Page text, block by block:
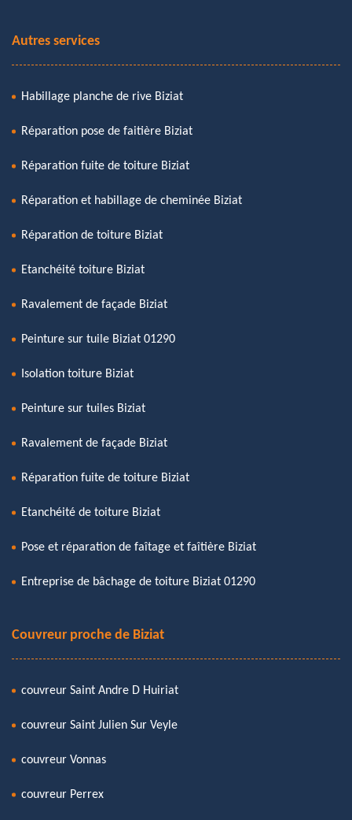
Autres services
Habillage planche de rive Biziat
Réparation pose de faitière Biziat
Réparation fuite de toiture Biziat
Réparation et habillage de cheminée Biziat
Réparation de toiture Biziat
Etanchéité toiture Biziat
Ravalement de façade Biziat
Peinture sur tuile Biziat 01290
Isolation toiture Biziat
Peinture sur tuiles Biziat
Ravalement de façade Biziat
Réparation fuite de toiture Biziat
Etanchéité de toiture Biziat
Pose et réparation de faîtage et faîtière Biziat
Entreprise de bâchage de toiture Biziat 01290
Couvreur proche de Biziat
couvreur Saint Andre D Huiriat
couvreur Saint Julien Sur Veyle
couvreur Vonnas
couvreur Perrex